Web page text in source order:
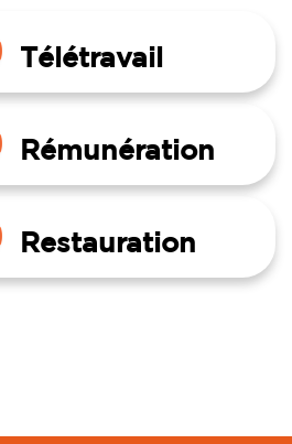
Télétravail
Rémunération
Restauration